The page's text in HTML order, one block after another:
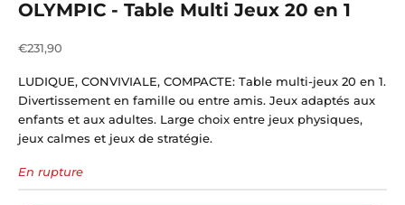
OLYMPIC - Table Multi Jeux 20 en 1
Prix de vente
€231,90
LUDIQUE, CONVIVIALE, COMPACTE: Table multi-jeux 20 en 1.
Divertissement en famille ou entre amis. Jeux adaptés aux
enfants et aux adultes. Large choix entre jeux physiques,
jeux calmes et jeux de stratégie.
En rupture